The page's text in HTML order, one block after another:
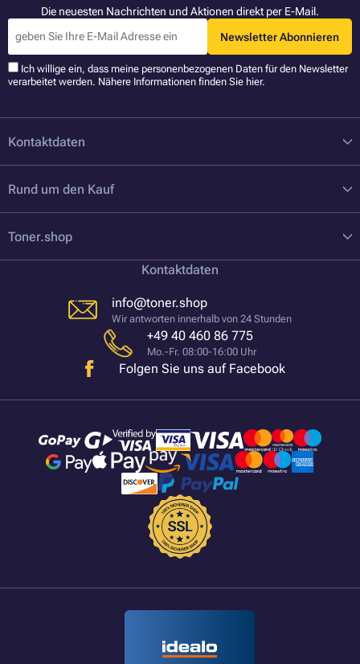
Die neuesten Nachrichten und Aktionen direkt per E-Mail.
Newsletter Abonnieren
Ich willige ein, dass meine personenbezogenen Daten für den Newsletter
verarbeitet werden. Nähere Informationen finden Sie hier.
Kontaktdaten
Rund um den Kauf
Toner.shop
Kontaktdaten
info@toner.shop
Wir antworten innerhalb von 24 Stunden
+49 40 460 86 775
Mo.-Fr. 08:00-16:00 Uhr
Folgen Sie uns auf Facebook